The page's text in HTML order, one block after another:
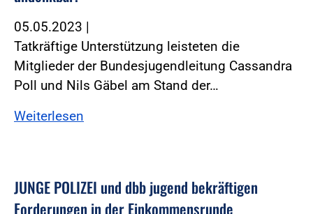
05.05.2023 |
Tatkräftige Unterstützung leisteten die
Mitglieder der Bundesjugendleitung Cassandra
Poll und Nils Gäbel am Stand der…
Weiterlesen
JUNGE POLIZEI und dbb jugend bekräftigen
Forderungen in der Einkommensrunde